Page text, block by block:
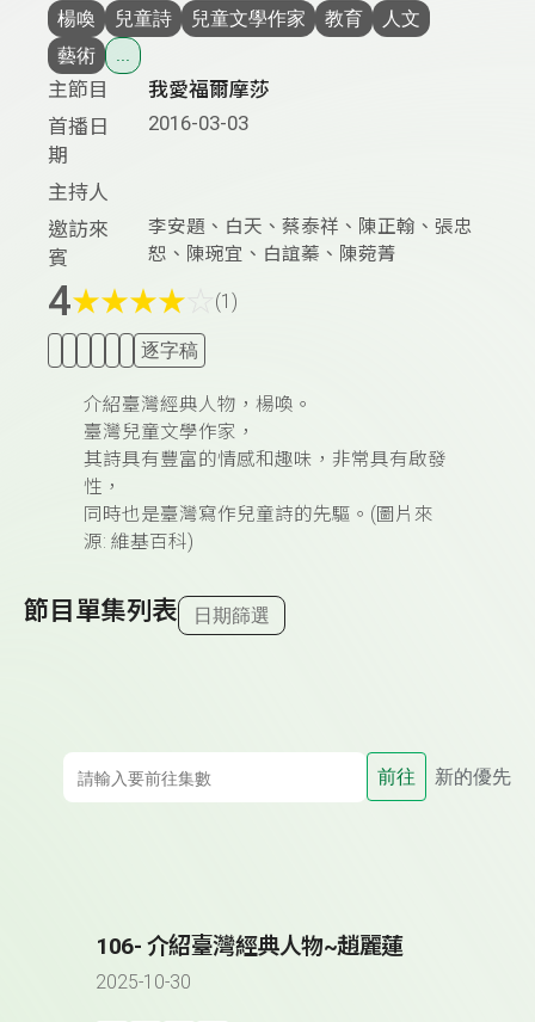
楊喚 兒童詩 兒童文學作家 教育
人文
藝術
主節目
我愛福爾摩莎
首播日
期
2016-03-03
主持人
邀訪來
賓
李安題、白天、蔡泰祥、陳正翰、張忠
恕、陳琬宜、白誼蓁、陳菀菁
4★★★★ (1)
逐字稿
介紹臺灣經典人物，楊喚。
臺灣兒童文學作家，
其詩具有豐富的情感和趣味，非常具有啟發
性，
同時也是臺灣寫作兒童詩的先驅。(圖片來
源: 維基百科)
節目單集列表 日期篩選
前往 新的優先
106- 介紹臺灣經典人物~趙麗蓮
2025-10-30